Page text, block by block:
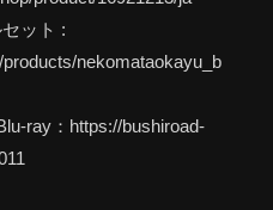
ット :
nekomataokayu_b
ray：https://bushiroad-